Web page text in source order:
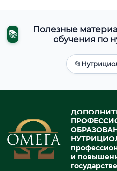
📚
Полезные
обучения по
📂
и